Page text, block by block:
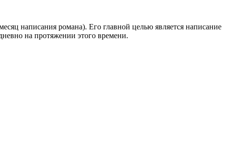
написания романа). Его главной целью является написание
на протяжении этого времени.